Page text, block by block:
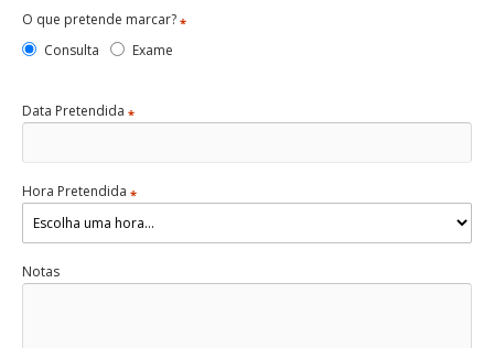
O que pretende marcar? *
Consulta Exame
Data Pretendida *
Hora Pretendida *
Notas